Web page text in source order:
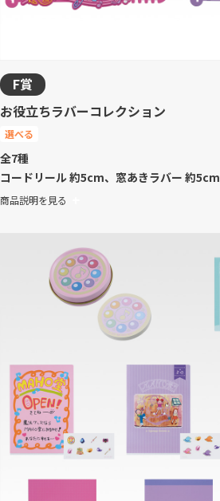
F賞
お役立ちラバーコレクション
選べる
全7種
コードリール 約5cm、窓あきラバー 約
商品説明を見る